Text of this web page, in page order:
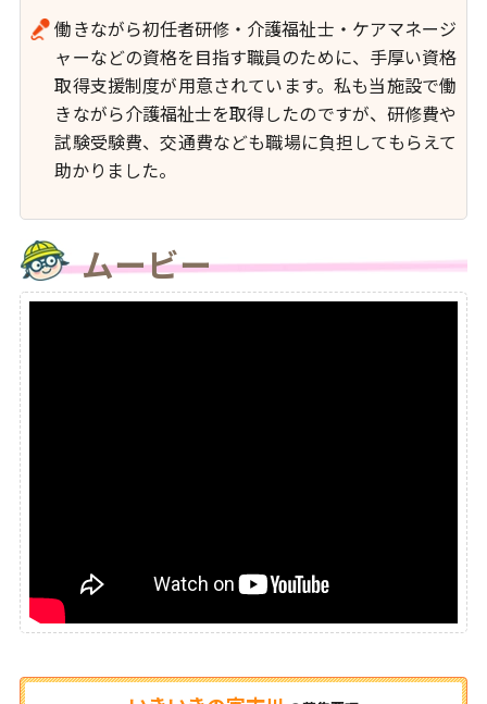
働きながら初任者研修・介護福祉士・ケアマネージ
ャーなどの資格を目指す職員のために、手厚い資格
取得支援制度が用意されています。私も当施設で働
きながら介護福祉士を取得したのですが、研修費や
試験受験費、交通費なども職場に負担してもらえて
助かりました。
ムービー